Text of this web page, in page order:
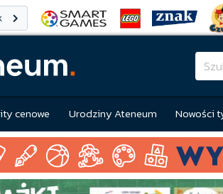
cenowe Urodziny Ateneum Nowości